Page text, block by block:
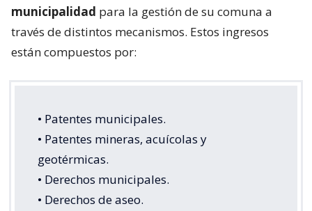
municipalidad para la gestión de su comuna a
través de distintos mecanismos. Estos ingresos
están compuestos por:
• Patentes municipales.
• Patentes mineras, acuícolas y
geotérmicas.
• Derechos municipales.
• Derechos de aseo.